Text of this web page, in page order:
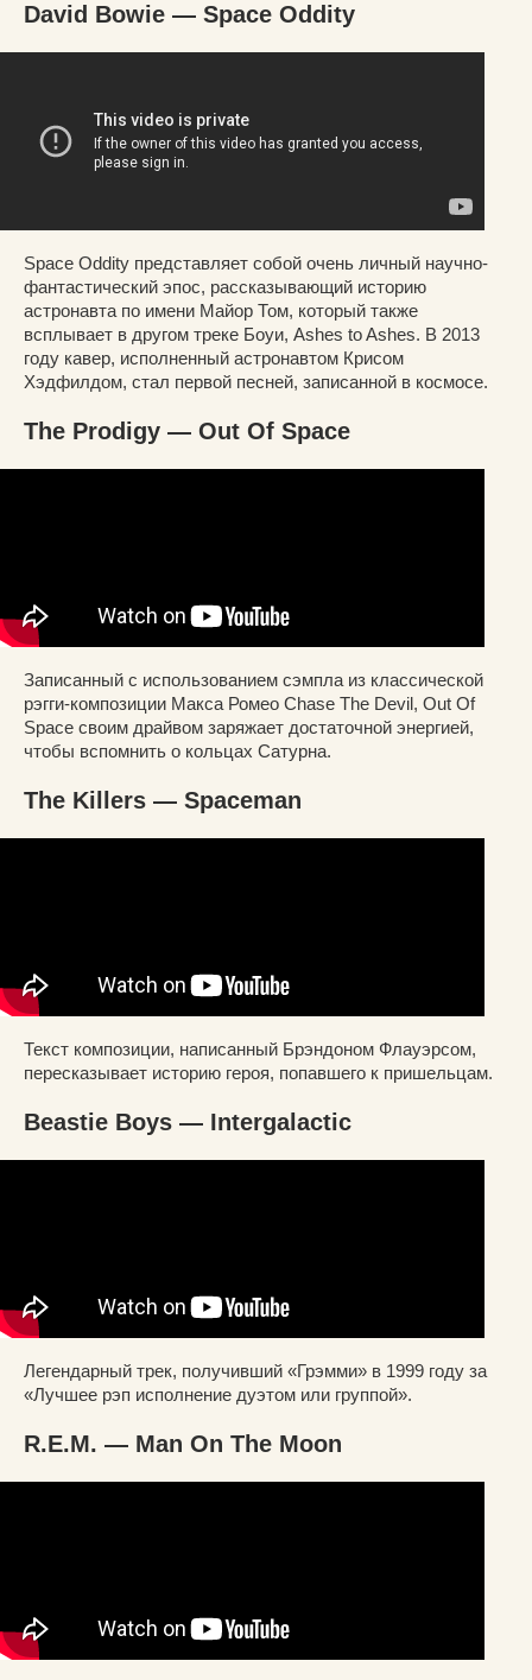
David Bowie — Space Oddity
Space Oddity представляет собой очень личный научно-
фантастический эпос, рассказывающий историю
астронавта по имени Майор Том, который также
всплывает в другом треке Боуи, Ashes to Ashes. В 2013
году кавер, исполненный астронавтом Крисом
Хэдфилдом, стал первой песней, записанной в космосе.
The Prodigy — Out Of Space
Записанный с использованием сэмпла из классической
рэгги-композиции Макса Ромео Chase The Devil, Out Of
Space своим драйвом заряжает достаточной энергией,
чтобы вспомнить о кольцах Сатурна.
The Killers — Spaceman
Текст композиции, написанный Брэндоном Флауэрсом,
пересказывает историю героя, попавшего к пришельцам.
Beastie Boys — Intergalactic
Легендарный трек, получивший «Грэмми» в 1999 году за
«Лучшее рэп исполнение дуэтом или группой».
R.E.M. — Man On The Moon